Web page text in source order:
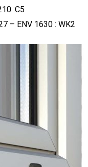
:C5
– ENV 1630 : WK2